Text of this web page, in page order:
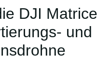
DJI Matrice
und